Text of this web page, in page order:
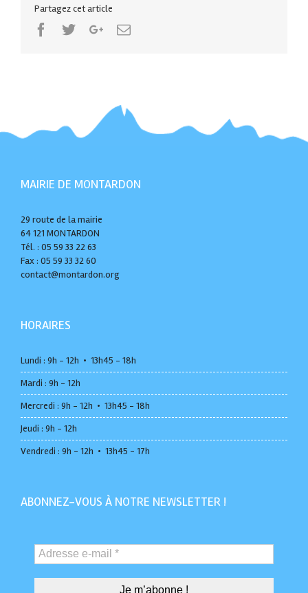
Partagez cet article
Facebook
TwitterGoogle+Email
MAIRIE DE MONTARDON
29 route de la mairie
64 121 MONTARDON
Tél. : 05 59 33 22 63
Fax : 05 59 33 32 60
contact@montardon.org
HORAIRES
Lundi : 9h - 12h • 13h45 - 18h
Mardi : 9h - 12h
Mercredi : 9h - 12h • 13h45 - 18h
Jeudi : 9h - 12h
Vendredi : 9h - 12h • 13h45 - 17h
ABONNEZ-VOUS À NOTRE NEWSLETTER !